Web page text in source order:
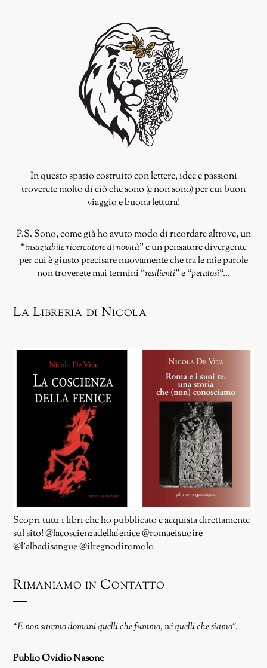
In questo spazio costruito con lettere, idee e passioni
troverete molto di ciò che sono (e non sono) per cui buon
viaggio e buona lettura!
P.S. Sono, come già ho avuto modo di ricordare altrove, un
“insaziabile ricercatore di novità” e un pensatore divergente
per cui è giusto precisare nuovamente che tra le mie parole
non troverete mai termini “resilienti” e “petalosi“…
La Libreria di Nicola
Scopri tutti i libri che ho pubblicato e acquista direttamente
sul sito!@lacoscienzadellafenice@romaeisuoire
@l’albadisangue@ilregnodiromolo
Rimaniamo in Contatto
“E non saremo domani quelli che fummo, né quelli che siamo”.
Publio Ovidio Nasone